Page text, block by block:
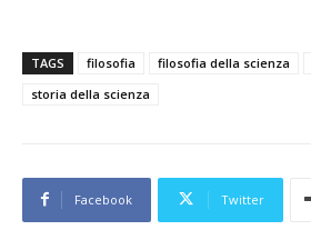
TAGS filosofia filosofia della scienza
storia della scienza
Facebook Twitter